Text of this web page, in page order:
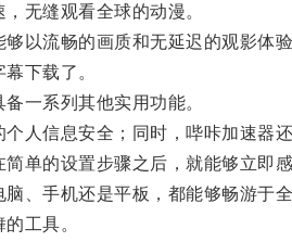
无缝观看全球的动漫。
流畅的画质和无延迟的观影体验
下载了。
一系列其他实用功能。
信息安全；同时，哔咔加速器
的设置步骤之后，就能够立即感
手机还是平板，都能够畅游于全
工具。